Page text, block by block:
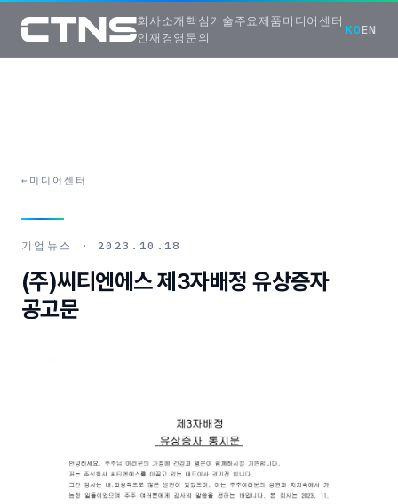
회사소개 핵심기술주요제품미디어센터
인재경영 문의
KOEN
← 미디어센터
기업뉴스 · 2023.10.18
(주)씨티엔에스 제3자배정 유상증자
공고문